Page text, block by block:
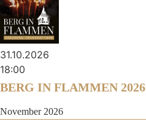
31.10.2026
18:00
BERG IN FLAMMEN 2026
November 2026